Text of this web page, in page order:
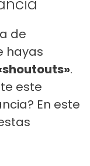
de
hayas
.
este
En este